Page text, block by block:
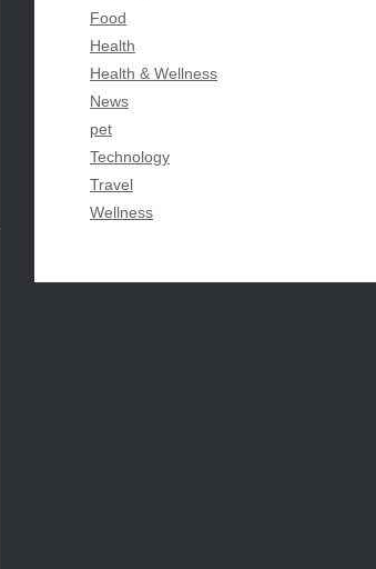
Food
Health
Health & Wellness
News
pet
Technology
Travel
Wellness